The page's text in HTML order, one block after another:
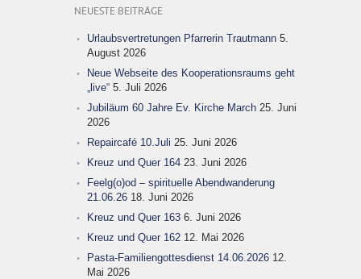
NEUESTE BEITRÄGE
Urlaubsvertretungen Pfarrerin Trautmann 5.
August 2026
Neue Webseite des Kooperationsraums geht
„live“ 5. Juli 2026
Jubiläum 60 Jahre Ev. Kirche March 25. Juni
2026
Repaircafé 10.Juli 25. Juni 2026
Kreuz und Quer 164 23. Juni 2026
Feelg(o)od – spirituelle Abendwanderung
21.06.26 18. Juni 2026
Kreuz und Quer 163 6. Juni 2026
Kreuz und Quer 162 12. Mai 2026
Pasta-Familiengottesdienst 14.06.2026 12.
Mai 2026